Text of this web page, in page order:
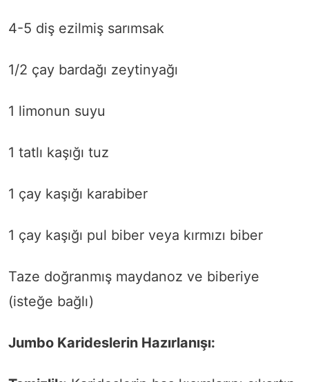
4-5 diş ezilmiş sarımsak
1/2 çay bardağı zeytinyağı
1 limonun suyu
1 tatlı kaşığı tuz
1 çay kaşığı karabiber
1 çay kaşığı pul biber veya kırmızı biber
Taze doğranmış maydanoz ve biberiye
(isteğe bağlı)
Jumbo Karideslerin Hazırlanışı: